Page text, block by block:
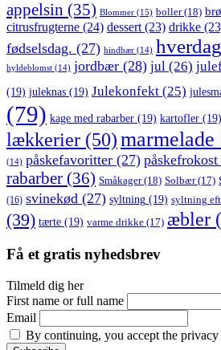
appelsin (35) Blommer (15) boller(18)
citrusfrugterne (24) dessert(23) drikke
fødselsdag. (27) hindbær (14)
hyldeblomst (14) jordbær (28) jul (26)
(19) juleknas (19) Julekonfekt (25)
(79) kage med rabarber (19) kartofler (19)
lækkerier (50)marmelade
(14) påskefavoritter (27) påskefrokost
rabarber (36) Småkager(18) Solbær(17)
(16) svinekød (27) syltning (19) syltning
(39) tærte (19) varme drikke (17) æbler
Få et gratis nyhedsbrev
Tilmeld dig her
First name or full name
Email
By continuing, you accept the